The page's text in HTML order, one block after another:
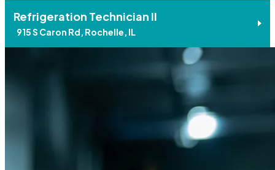
Refrigeration Technician II
915 S Caron Rd, Rochelle, IL